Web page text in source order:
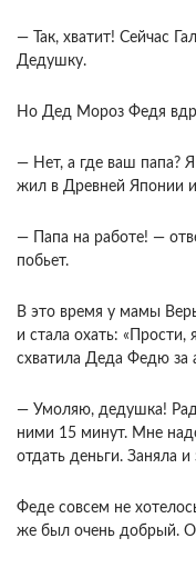
— Так, хватит! Сейчас
Дедушку.
Но Дед Мороз Федя
— Нет, а где ваш папа?
жил в Древней Японии
— Папа на работе! —
побьет.
В это время у мамы
и стала охать: «Прости,
схватила Деда Федю за
— Умоляю, дедушка!
ними 15 минут. Мне
отдать деньги. Заняла
Феде совсем не
же был очень добрый.